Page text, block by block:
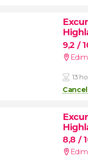
9,2 /
13
8,8 /